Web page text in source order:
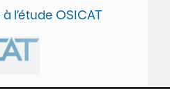
l’étude OSICAT